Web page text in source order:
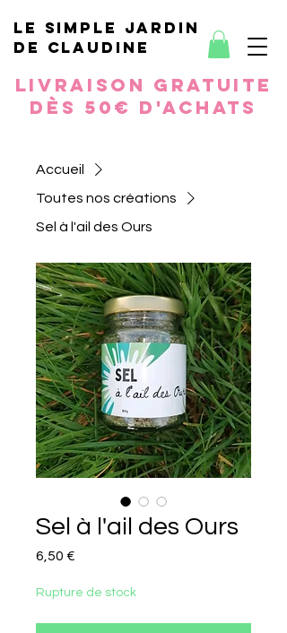
le simple jardin
de Claudine
Livraison gratuite
dès 50€ d'achats
Accueil
Toutes nos créations
Sel à l'ail des Ours
Sel à l'ail des Ours
6,50 €
Rupture de stock